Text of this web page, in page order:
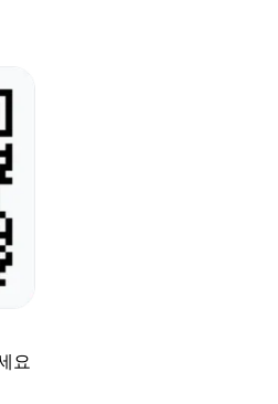
요